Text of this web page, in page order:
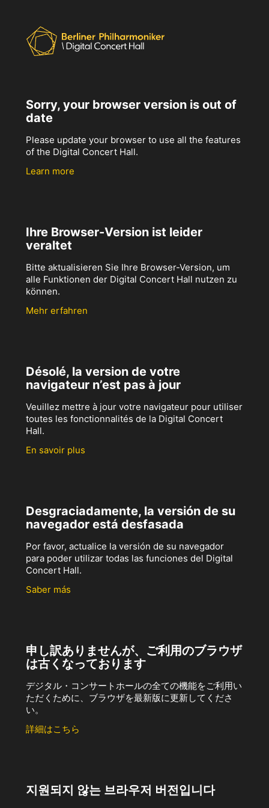
Sorry, your browser version is out of
date
Please update your browser to use all the features
of the Digital Concert Hall.
Learn more
Ihre Browser-Version ist leider
veraltet
Bitte aktualisieren Sie Ihre Browser-Version, um
alle Funktionen der Digital Concert Hall nutzen zu
können.
Mehr erfahren
Désolé, la version de votre
navigateur n’est pas à jour
Veuillez mettre à jour votre navigateur pour utiliser
toutes les fonctionnalités de la Digital Concert
Hall.
En savoir plus
Desgraciadamente, la versión de su
navegador está desfasada
Por favor, actualice la versión de su navegador
para poder utilizar todas las funciones del Digital
Concert Hall.
Saber más
申し訳ありませんが、ご利用のブラウザ
は古くなっております
デジタル・コンサートホールの全ての機能をご利用い
ただくために、ブラウザを最新版に更新してくださ
い。
詳細はこちら
지원되지 않는 브라우저 버전입니다